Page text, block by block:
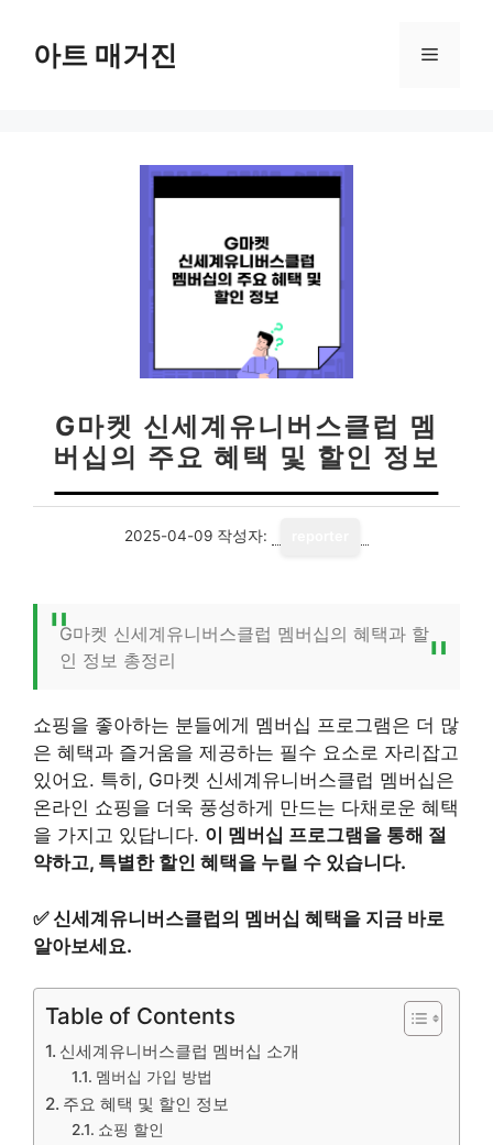
아트 매거진 메
G마켓 신세계유니버스클럽 멤
버십의 주요 혜택 및 할인 정보
2025-04-09 작성자:
G마켓 신세계유니버스클럽 멤버십의 혜택과 할
인 정보 총정리
쇼핑을 좋아하는 분들에게 멤버십 프로그램은 더 많
은 혜택과 즐거움을 제공하는 필수 요소로 자리잡고
있어요. 특히, G마켓 신세계유니버스클럽 멤버십은
온라인 쇼핑을 더욱 풍성하게 만드는 다채로운 혜택
을 가지고 있답니다. 이 멤버십 프로그램을 통해 절
약하고, 특별한 할인 혜택을 누릴 수 있습니다.
✅신세계유니버스클럽의 멤버십 혜택을 지금 바로
알아보세요.
Table of Contents
신세계유니버스클럽 멤버십 소개
멤버십 가입 방법
주요 혜택 및 할인 정보
쇼핑 할인